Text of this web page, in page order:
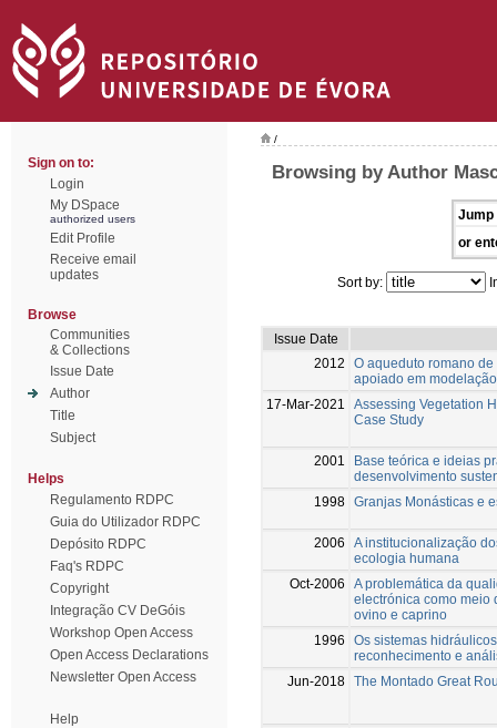
Sign on to:
Login
My DSpace
authorized users
Edit Profile
Receive email
updates
Browse
Communities
& Collections
Issue Date
Author
Title
Subject
Helps
Regulamento RDPC
Guia do Utilizador RDPC
Depósito RDPC
Faq's RDPC
Copyright
Integração CV DeGóis
Workshop Open Access
Open Access Declarations
Newsletter Open Access
Help
/
Browsing by Author
Jump
or
Sort by:
Issue Date
2012
O aqueduto romano
apoiado em
17-Mar-2021
Assessing Vegetation
Case Study
2001
Base teórica e ideias
desenvolvimento
1998 Granjas Monásticas e
2006
A institucionalização
ecologia humana
Oct-2006
A problemática da
electrónica como meio
ovino e caprino
1996
Os sistemas
reconhecimento e
Jun-2018 The Montado Great